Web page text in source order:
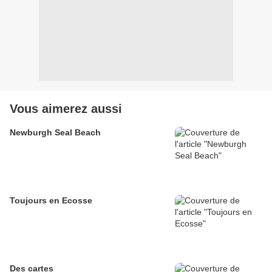
Vous aimerez aussi
Newburgh Seal Beach
Toujours en Ecosse
Des cartes